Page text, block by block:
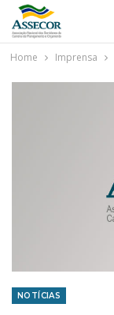
Home Imprensa
NOTÍCIAS